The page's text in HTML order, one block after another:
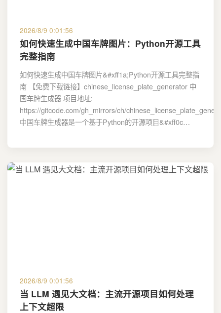
2026/8/9 0:01:56
如何快速生成中国车牌图片：Python开源工具
完整指南
如何快速生成中国车牌图片&#xff1a;Python开源工具完整指
南 【免费下载链接】chinese_license_plate_generator 中
国车牌生成器 项目地址:
https://gitcode.com/gh_mirrors/ch/
中国车牌生成器是一个基于Python的开源项目&#xff0c…
2026/8/9 0:01:56
当 LLM 遇见大文档：主流开源项目如何处理
上下文超限